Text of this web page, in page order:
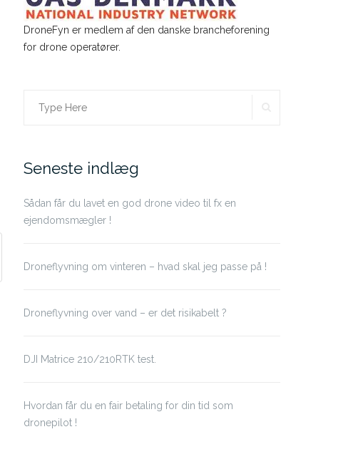
DroneFyn er medlem af den danske brancheforening
for drone operatører.
Search
Seneste indlæg
Sådan får du lavet en god drone video til fx en
ejendomsmægler !
Droneflyvning om vinteren – hvad skal jeg passe på !
Droneflyvning over vand – er det risikabelt ?
DJI Matrice 210/210RTK test.
Hvordan får du en fair betaling for din tid som
dronepilot !